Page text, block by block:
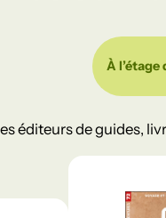
À
éditeurs de guides,